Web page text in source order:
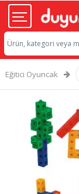
Eğitici Oyuncak